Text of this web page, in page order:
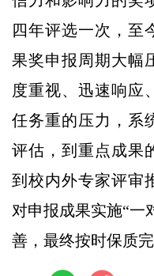
四年评选一次，至
果奖申报周期大幅
度重视、迅速响应
任务重的压力，系
评估，到重点成果
到校内外专家评审
对申报成果实施“一
善，最终按时保质完